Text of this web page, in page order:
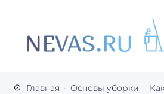
Главная Основы уборки